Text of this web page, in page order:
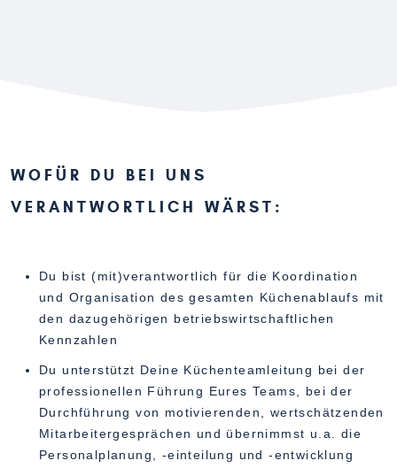
WOFÜR DU BEI UNS
VERANTWORTLICH WÄRST:
Du bist (mit)verantwortlich für die Koordination
und Organisation des gesamten Küchenablaufs mit
den dazugehörigen betriebswirtschaftlichen
Kennzahlen
Du unterstützt Deine Küchenteamleitung bei der
professionellen Führung Eures Teams, bei der
Durchführung von motivierenden, wertschätzenden
Mitarbeitergesprächen und übernimmst u.a. die
Personalplanung, -einteilung und -entwicklung